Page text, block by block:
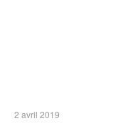
2 avril 2019